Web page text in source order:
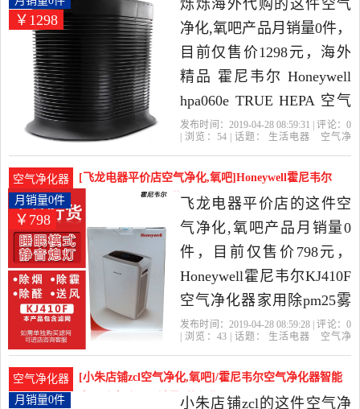
￥1298
烁烁海外代购的这件空气
净化,氧吧产品月销量0件，
目前仅售价1298元，海外
精品 霍尼韦尔 Honeywell
hpa060e TRUE HEPA 空气
净化器是2019年烁烁海外
价比很高的空气净化,氧
吧，由德国发货。
发布时间：2019-04-28 08:59:31 | 评论： 0
| 浏览： 54| 话题： 生活电器
空气净
空气净化器
[飞龙电器平价店空气净化,氧吧]Honeywell霍尼韦尔
KJ410月销量0件仅售798元
￥798
月销量0件
飞龙电器平价店的这件空
气净化,氧吧产品月销量0
件，目前仅售价798元，
Honeywell霍尼韦尔KJ410F
空气净化器家用除pm25雾
霾烟尘异味卧室是2019年
电器当中性价比很高的空
气净化,氧吧，由北京发
发布时间：2019-04-28 08:59:28 | 评论： 0
| 浏览： 43| 话题： 生活电器
空气净
空气净化器
[小朱店铺zcl空气净化,氧吧]/霍尼韦尔空气净化器智能
家用卧室除甲月销量0件仅售6920.88元
月销量0件
小朱店铺zcl的这件空气净